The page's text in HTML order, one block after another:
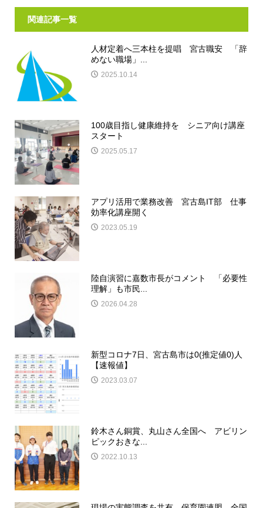
関連記事一覧
人材定着へ三本柱を提唱 宮古職安 「辞
めない職場」...
2025.10.14
100歳目指し健康維持を シニア向け講座
スタート
2025.05.17
アプリ活用で業務改善 宮古島IT部 仕事
効率化講座開く
2023.05.19
陸自演習に嘉数市長がコメント 「必要性
理解」も市民...
2026.04.28
新型コロナ7日、宮古島市は0(推定値0)人
【速報値】
2023.03.07
鈴木さん銅賞、丸山さん全国へ アビリン
ピックおきな...
2022.10.13